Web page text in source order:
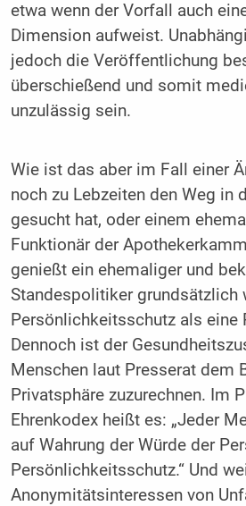
etwa wenn der Vorfall auch
Dimension aufweist.
jedoch die Veröffentlichung
überschießend und somit
unzulässig sein.
Wie ist das aber im Fall einer
noch zu Lebzeiten den Weg in
gesucht hat, oder einem
Funktionär der
genießt ein ehemaliger und
Standespolitiker grundsätzlich
Persönlichkeitsschutz als eine
Dennoch ist der
Menschen laut Presserat dem
Privatsphäre zuzurechnen. Im
Ehrenkodex heißt es: „Jeder
auf Wahrung der Würde der
Persönlichkeitsschutz.“ Und
Anonymitätsinteressen von